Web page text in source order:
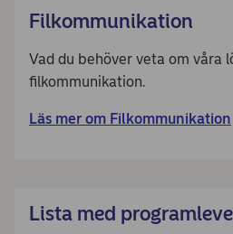
Filkommunikation
Vad du behöver veta om våra
filkommunikation.
Läs mer om Filkommunikation
Lista med